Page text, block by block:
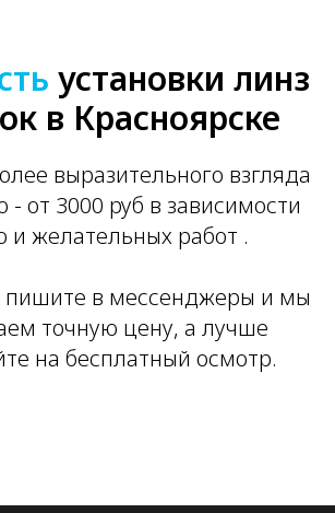
установки линз
в Красноярске
выразительного взгляда
- от 3000 руб в зависимости
и желательных работ .
пишите в мессенджеры и мы
точную цену, а лучше
на бесплатный осмотр.